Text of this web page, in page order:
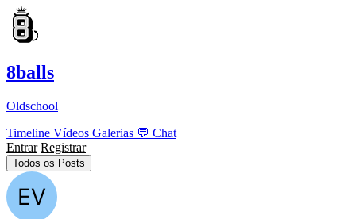
8balls
Oldschool
Timeline Vídeos Galerias 💬 Chat
Entrar Registrar
Todos os Posts